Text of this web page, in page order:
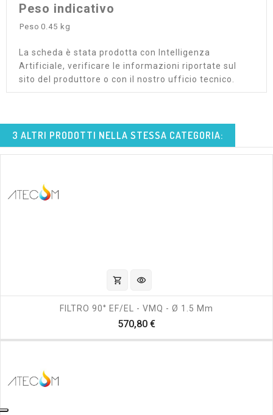
Peso indicativo
Peso 0.45 kg
La scheda è stata prodotta con Intelligenza
Artificiale, verificare le informazioni riportate sul
sito del produttore o con il nostro ufficio tecnico.
3 ALTRI PRODOTTI NELLA STESSA CATEGORIA:
shopping_cart visibility
FILTRO 90° EF/EL - VMQ - Ø 1.5 Mm
570,80 €Prezzo